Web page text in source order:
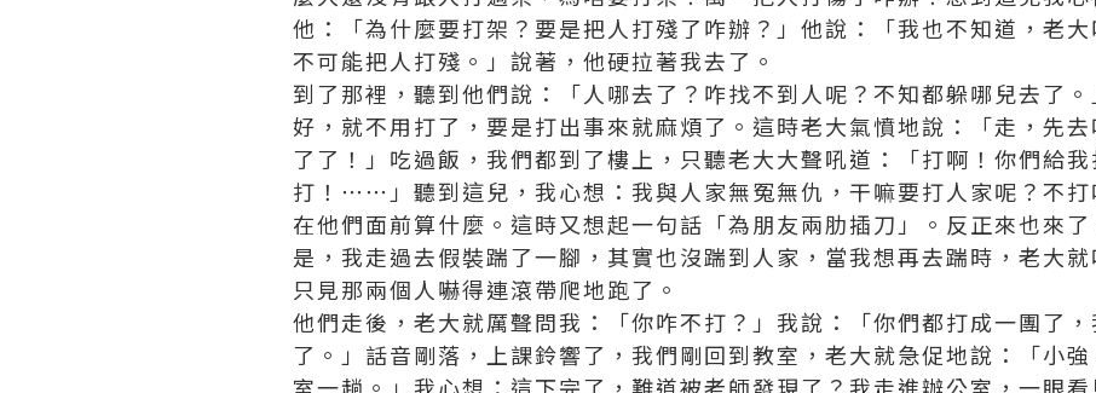
他：「為什麼要打架？要是把人打殘了咋辦？」他說：「我也不知道，老
不可能把人打殘。」說著，他硬拉著我去了。
到了那裡，聽到他們說：「人哪去了？咋找不到人呢？不知都躲哪兒去了
好，就不用打了，要是打出事來就麻煩了。這時老大氣憤地說：「走，先
了了！」吃過飯，我們都到了樓上，只聽老大大聲吼道：「打啊！你們給
打！⋯⋯」聽到這兒，我心想：我與人家無冤無仇，干嘛要打人家呢？不打
在他們面前算什麼。這時又想起一句話「為朋友兩肋插刀」。反正來也來
是，我走過去假裝踹了一腳，其實也沒踹到人家，當我想再去踹時，老大就
只見那兩個人嚇得連滾帶爬地跑了。
他們走後，老大就厲聲問我：「你咋不打？」我說：「你們都打成一團了
了。」話音剛落，上課鈴響了，我們剛回到教室，老大就急促地說：「小